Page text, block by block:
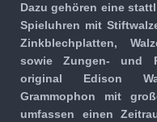
Dazu gehören eine
Spieluhren mit
Zinkblechplatten,
sowie Zungen- und
original Edison
Grammophon mit
umfassen einen